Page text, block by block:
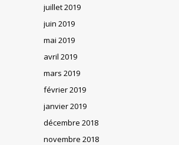
juillet 2019
juin 2019
mai 2019
avril 2019
mars 2019
février 2019
janvier 2019
décembre 2018
novembre 2018